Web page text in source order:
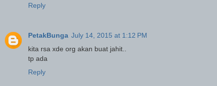
Reply
PetakBunga July 14, 2015 at 1:12 PM
kita rsa xde org akan buat jahit..
tp ada
Reply